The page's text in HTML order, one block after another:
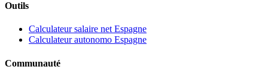
Outils
Calculateur salaire net Espagne
Calculateur autonomo Espagne
Communauté